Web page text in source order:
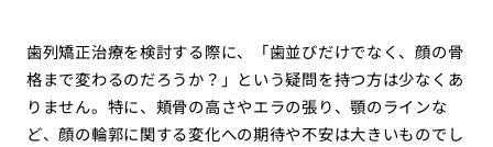
歯列矯正治療を検討する際に、「歯並びだけでなく、顔の骨
格まで変わるのだろうか？」という疑問を持つ方は少なくあ
りません。特に、頬骨の高さやエラの張り、顎のラインな
ど、顔の輪郭に関する変化への期待や不安は大きいものでし